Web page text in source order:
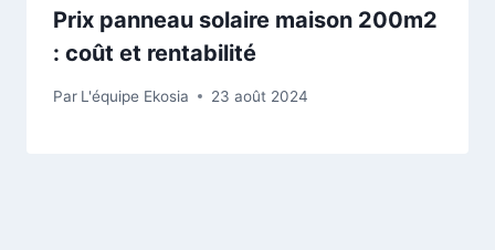
Prix panneau solaire maison 200m2
: coût et rentabilité
Par L'équipe Ekosia 23 août 2024